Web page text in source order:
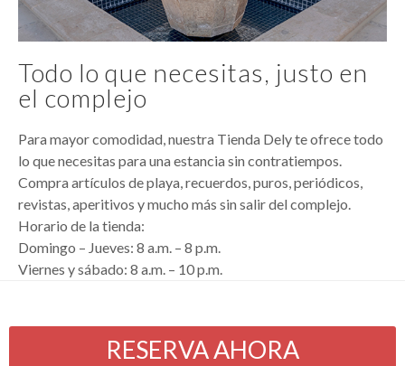
Todo lo que necesitas, justo en
el complejo
Para mayor comodidad, nuestra Tienda Dely te ofrece todo
lo que necesitas para una estancia sin contratiempos.
Compra artículos de playa, recuerdos, puros, periódicos,
revistas, aperitivos y mucho más sin salir del complejo.
Horario de la tienda:
Domingo – Jueves: 8 a.m. – 8 p.m.
Viernes y sábado: 8 a.m. – 10 p.m.
RESERVA AHORA